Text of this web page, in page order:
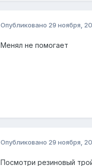
Опубликовано 29 ноября,
Менял не помогает
Опубликовано 29 ноября,
Посмотри резиновый